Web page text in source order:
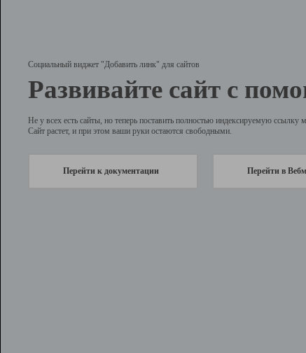
Социальный виджет "Добавить линк" для сайтов
Развивайте сайт с
Не у всех есть сайты, но теперь поставить полностью индексируемую
Сайт растет, и при этом ваши руки остаются свободными.
Перейти к документации Перейти в